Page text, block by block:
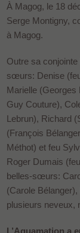
À Magog, le 18
Serge Montigny,
à Magog.
Outre sa
sœurs: Denise
Marielle
Guy Couture),
Lebrun), Richard
(François
Méthot) et feu
Roger Dumais
belles-sœurs:
(Carole
plusieurs neveux,
L’Aquamation a